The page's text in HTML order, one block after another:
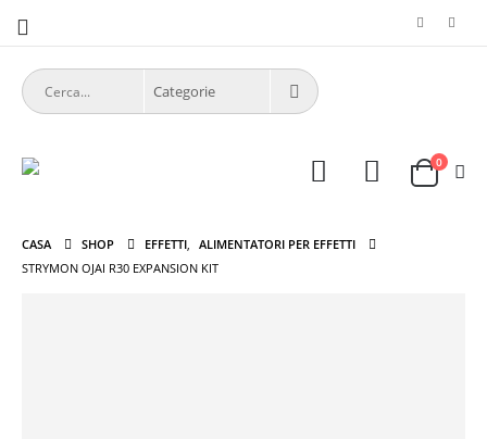
0
CASA SHOP EFFETTI, ALIMENTATORI PER EFFETTI
STRYMON OJAI R30 EXPANSION KIT